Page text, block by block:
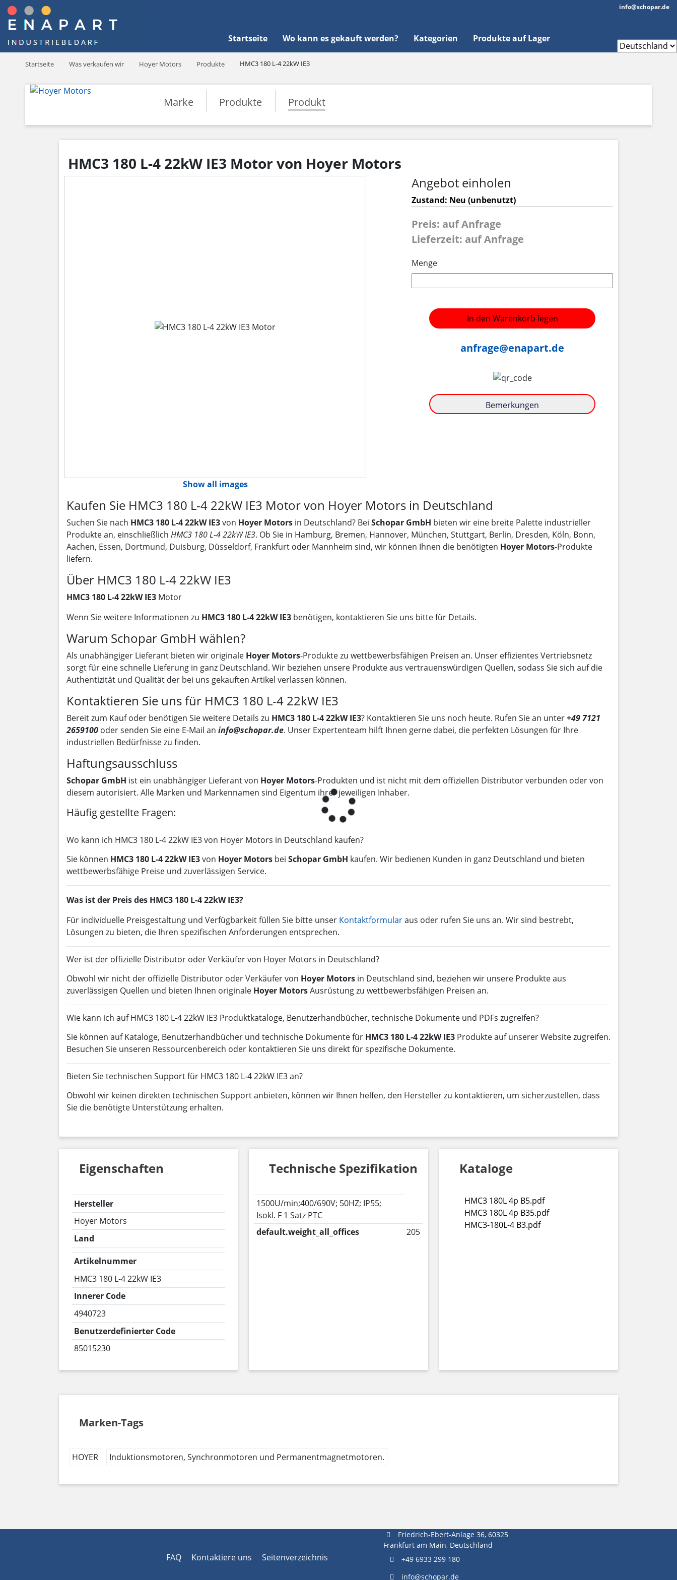
Startseite Wo kann es gekauft werden? Kategorien Produkte auf Lager
info@schopar.de
Startseite Was verkaufen wir Hoyer Motors Produkte HMC3 180 L-4 22kW IE3
Marke Produkte Produkt
HMC3 180 L-4 22kW IE3 Motor von Hoyer Motors
Show all images
Angebot einholen
Zustand: Neu (unbenutzt)
Preis: auf Anfrage
Lieferzeit: auf Anfrage
Menge
In den Warenkorb legen
anfrage@enapart.de
Bemerkungen
Kaufen Sie HMC3 180 L-4 22kW IE3 Motor von Hoyer Motors in Deutschland
Suchen Sie nach HMC3 180 L-4 22kW IE3von Hoyer Motors in Deutschland? Bei Schopar GmbH bieten wir eine breite Palette industrieller
Produkte an, einschließlich HMC3 180 L-4 22kW IE3. Ob Sie in Hamburg, Bremen, Hannover, München, Stuttgart, Berlin, Dresden, Köln, Bonn,
Aachen, Essen, Dortmund, Duisburg, Düsseldorf, Frankfurt oder Mannheim sind, wir können Ihnen die benötigten Hoyer Motors-Produkte
liefern.
Über HMC3 180 L-4 22kW IE3
HMC3 180 L-4 22kW IE3 Motor
Wenn Sie weitere Informationen zu HMC3 180 L-4 22kW IE3 benötigen, kontaktieren Sie uns bitte für Details.
Warum Schopar GmbH wählen?
Als unabhängiger Lieferant bieten wir originale Hoyer Motors-Produkte zu wettbewerbsfähigen Preisen an. Unser effizientes Vertriebsnetz
sorgt für eine schnelle Lieferung in ganz Deutschland. Wir beziehen unsere Produkte aus vertrauenswürdigen Quellen, sodass Sie sich auf die
Authentizität und Qualität der bei uns gekauften Artikel verlassen können.
Kontaktieren Sie uns für HMC3 180 L-4 22kW IE3
Bereit zum Kauf oder benötigen Sie weitere Details zu HMC3 180 L-4 22kW IE3? Kontaktieren Sie uns noch heute. Rufen Sie an unter+49 7121
2659100 oder senden Sie eine E-Mail an info@schopar.de. Unser Expertenteam hilft Ihnen gerne dabei, die perfekten Lösungen für Ihre
industriellen Bedürfnisse zu finden.
Haftungsausschluss
Schopar GmbH ist ein unabhängiger Lieferant von Hoyer Motors-Produkten und ist nicht mit dem offiziellen Distributor verbunden oder von
diesem autorisiert. Alle Marken und Markennamen sind Eigentum ihrer jeweiligen Inhaber.
Häufig gestellte Fragen:
Wo kann ich HMC3 180 L-4 22kW IE3 von Hoyer Motors in Deutschland kaufen?
Sie können HMC3 180 L-4 22kW IE3von Hoyer Motors bei Schopar GmbH kaufen. Wir bedienen Kunden in ganz Deutschland und bieten
wettbewerbsfähige Preise und zuverlässigen Service.
Was ist der Preis des HMC3 180 L-4 22kW IE3?
Für individuelle Preisgestaltung und Verfügbarkeit füllen Sie bitte unser Kontaktformularaus oder rufen Sie uns an. Wir sind bestrebt,
Lösungen zu bieten, die Ihren spezifischen Anforderungen entsprechen.
Wer ist der offizielle Distributor oder Verkäufer von Hoyer Motors in Deutschland?
Obwohl wir nicht der offizielle Distributor oder Verkäufer von Hoyer Motors in Deutschland sind, beziehen wir unsere Produkte aus
zuverlässigen Quellen und bieten Ihnen originale Hoyer MotorsAusrüstung zu wettbewerbsfähigen Preisen an.
Wie kann ich auf HMC3 180 L-4 22kW IE3 Produktkataloge, Benutzerhandbücher, technische Dokumente und PDFs zugreifen?
Sie können auf Kataloge, Benutzerhandbücher und technische Dokumente für HMC3 180 L-4 22kW IE3 Produkte auf unserer Website zugreifen.
Besuchen Sie unseren Ressourcenbereich oder kontaktieren Sie uns direkt für spezifische Dokumente.
Bieten Sie technischen Support für HMC3 180 L-4 22kW IE3 an?
Obwohl wir keinen direkten technischen Support anbieten, können wir Ihnen helfen, den Hersteller zu kontaktieren, um sicherzustellen, dass
Sie die benötigte Unterstützung erhalten.
Eigenschaften
Hersteller
Hoyer Motors
Land
Artikelnummer
HMC3 180 L-4 22kW IE3
Innerer Code
4940723
Benutzerdefinierter Code
85015230
Technische Spezifikation
1500U/min;400/690V; 50HZ; IP55;
Isokl. F 1 Satz PTC
default.weight_all_offices
205
Kataloge
HMC3 180L 4p B5.pdf
HMC3 180L 4p B35.pdf
HMC3-180L-4 B3.pdf
Marken-Tags
HOYER Induktionsmotoren, Synchronmotoren und Permanentmagnetmotoren.
FAQ Kontaktiere uns Seitenverzeichnis
Friedrich-Ebert-Anlage 36, 60325
Frankfurt am Main, Deutschland
+49 6933 299 180
info@schopar.de